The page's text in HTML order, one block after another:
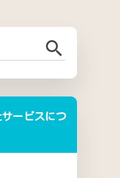
ービスにつ